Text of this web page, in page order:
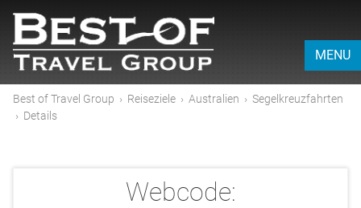
MENU
Best of Travel Group › Reiseziele › Australien › Segelkreuzfahrten
› Details
Webcode: